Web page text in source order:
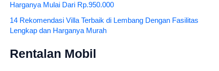
Harganya Mulai Dari Rp.950.000
14 Rekomendasi Villa Terbaik di Lembang Dengan Fasilitas
Lengkap dan Harganya Murah
Rentalan Mobil